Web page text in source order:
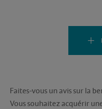
Faites-vous un avis sur la
Vous souhaitez acquérir